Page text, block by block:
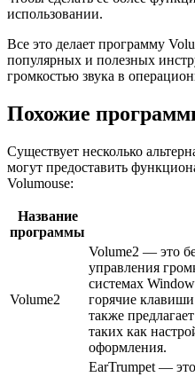
использовании.
Все это делает программу
популярных и полезных
громкостью звука в
Похожие
Существует несколько
могут предоставить
Volumouse:
Название
программы
Volume2
Volume2 — это
управления
системах
горячие
также
таких как
оформления.
EarTrumpet —